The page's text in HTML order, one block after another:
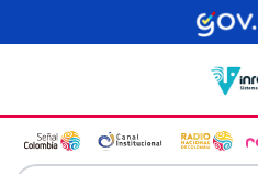
Pasar al contenido principal